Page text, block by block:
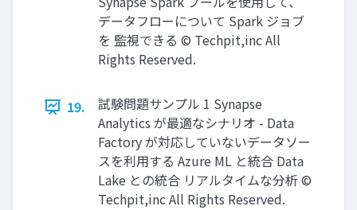
データフローについて Spark ジョブ
を 監視できる © Techpit,inc All
Rights Reserved.
19.
試験問題サンプル 1 Synapse
Analytics が最適なシナリオ - Data
Factory が対応していないデータソー
スを利用する Azure ML と統合 Data
Lake との統合 リアルタイムな分析 ©
Techpit,inc All Rights Reserved.